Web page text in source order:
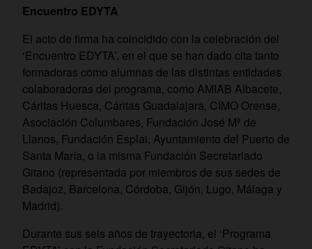
Encuentro EDYTA
El acto de firma ha coincidido con la celebración del
‘Encuentro EDYTA’, en el que se han dado cita tanto
formadoras como alumnas de las distintas entidades
colaboradoras del programa, como AMIAB Albacete,
Cáritas Huesca, Cáritas Guadalajara, CIMO Orense,
Asociación Columbares, Fundación José Mª de
Llanos, Fundación Esplai, Ayuntamiento del Puerto de
Santa María, o la misma Fundación Secretariado
Gitano (representada por miembros de sus sedes de
Badajoz, Barcelona, Córdoba, Gijón, Lugo, Málaga y
Madrid).
Durante sus seis años de trayectoria, el ‘Programa